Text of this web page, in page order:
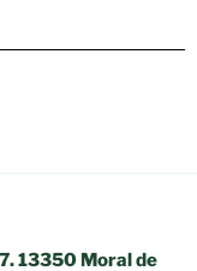
13350 Moral de